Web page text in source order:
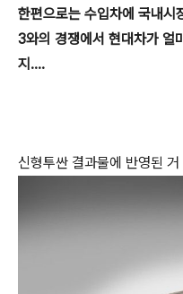
한편으로는 수입차에 국내시
3와의 경쟁에서 현대차가 얼
지....
신형투싼 결과물에 반영된 거